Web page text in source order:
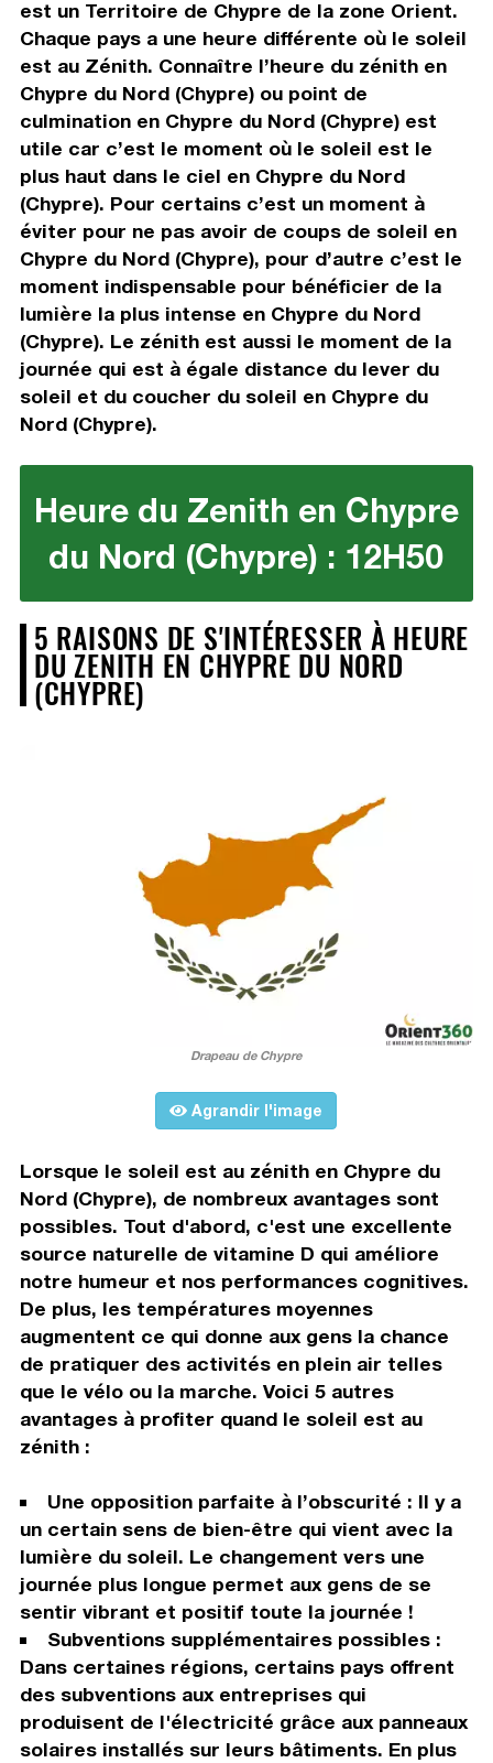
est un Territoire de Chypre de la zone Orient.
Chaque pays a une heure différente où le soleil
est au Zénith. Connaître l’heure du zénith en
Chypre du Nord (Chypre) ou point de
culmination en Chypre du Nord (Chypre) est
utile car c’est le moment où le soleil est le
plus haut dans le ciel en Chypre du Nord
(Chypre). Pour certains c’est un moment à
éviter pour ne pas avoir de coups de soleil en
Chypre du Nord (Chypre), pour d’autre c’est le
moment indispensable pour bénéficier de la
lumière la plus intense en Chypre du Nord
(Chypre). Le zénith est aussi le moment de la
journée qui est à égale distance du lever du
soleil et du coucher du soleil en Chypre du
Nord (Chypre).
Heure du Zenith en Chypre
du Nord (Chypre) : 12H50
5 RAISONS DE S'INTÉRESSER À HEURE
DU ZENITH EN CHYPRE DU NORD
(CHYPRE)
Drapeau de Chypre
Agrandir l'image
Lorsque le soleil est au zénith en Chypre du
Nord (Chypre), de nombreux avantages sont
possibles. Tout d'abord, c'est une excellente
source naturelle de vitamine D qui améliore
notre humeur et nos performances cognitives.
De plus, les températures moyennes
augmentent ce qui donne aux gens la chance
de pratiquer des activités en plein air telles
que le vélo ou la marche. Voici 5 autres
avantages à profiter quand le soleil est au
zénith :
Une opposition parfaite à l’obscurité : Il y a
un certain sens de bien-être qui vient avec la
lumière du soleil. Le changement vers une
journée plus longue permet aux gens de se
sentir vibrant et positif toute la journée !
Subventions supplémentaires possibles :
Dans certaines régions, certains pays offrent
des subventions aux entreprises qui
produisent de l'électricité grâce aux panneaux
solaires installés sur leurs bâtiments. En plus